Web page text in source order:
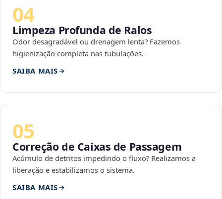
04
Limpeza Profunda de Ralos
Odor desagradável ou drenagem lenta? Fazemos
higienização completa nas tubulações.
SAIBA MAIS
05
Correção de Caixas de Passagem
Acúmulo de detritos impedindo o fluxo? Realizamos a
liberação e estabilizamos o sistema.
SAIBA MAIS